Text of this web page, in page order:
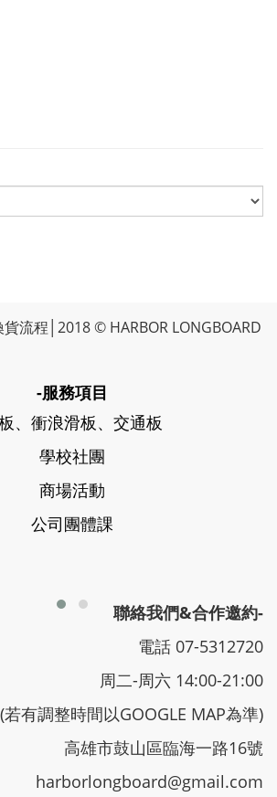
貨流程 │2018 © HARBOR LONGBOARD
-服務項目
、衝浪滑板、交通板
學校社團
商場活動
公司團體課
聯絡我們&合作邀約-
電話 07-5312720
周二-周六 14:00-21:00
(若有調整時間以GOOGLE MAP為準)
高雄市鼓山區臨海一路16號
harborlongboard@gmail.com